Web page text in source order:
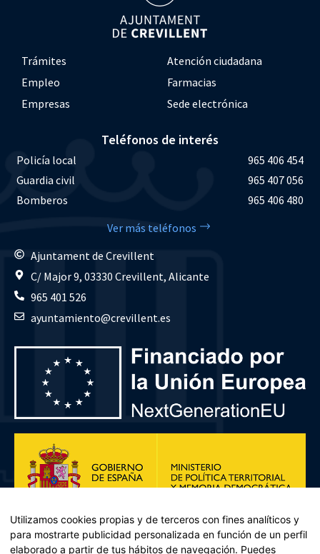
Trámites
Atención ciudadana
Empleo
Farmacias
Empresas
Sede electrónica
Teléfonos de interés
Policía local
965 406 454
Guardia civil
965 407 056
Bomberos
965 406 480
Ver más teléfonos
Ajuntament de Crevillent
C/ Major 9, 03330 Crevillent, Alicante
965 401 526
ayuntamiento@crevillent.es
Utilizamos cookies propias y de terceros con fines analíticos y
para mostrarte publicidad personalizada en función de un perfil
elaborado a partir de tus hábitos de navegación. Puedes